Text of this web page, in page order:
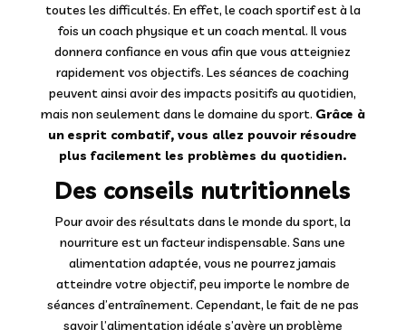
toutes les difficultés. En effet, le coach sportif est à la
fois un coach physique et un coach mental. Il vous
donnera confiance en vous afin que vous atteigniez
rapidement vos objectifs. Les séances de coaching
peuvent ainsi avoir des impacts positifs au quotidien,
mais non seulement dans le domaine du sport. Grâce à
un esprit combatif, vous allez pouvoir résoudre
plus facilement les problèmes du quotidien.
Des conseils nutritionnels
Pour avoir des résultats dans le monde du sport, la
nourriture est un facteur indispensable. Sans une
alimentation adaptée, vous ne pourrez jamais
atteindre votre objectif, peu importe le nombre de
séances d’entraînement. Cependant, le fait de ne pas
savoir l’alimentation idéale s’avère un problème